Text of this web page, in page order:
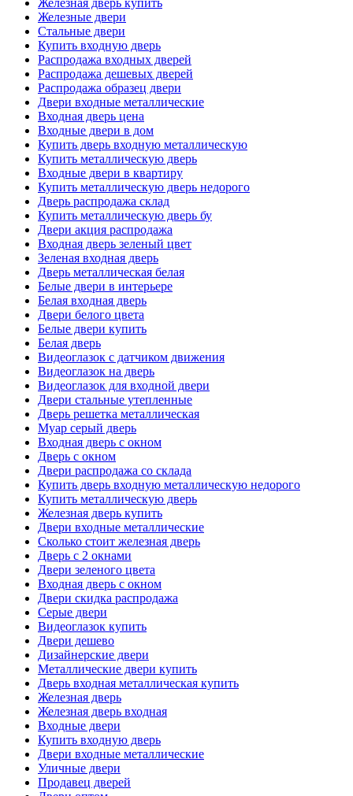
Железная дверь купить
Железные двери
Стальные двери
Купить входную дверь
Распродажа входных дверей
Распродажа дешевых дверей
Распродажа образец двери
Двери входные металлические
Входная дверь цена
Входные двери в дом
Купить дверь входную металлическую
Купить металлическую дверь
Входные двери в квартиру
Купить металлическую дверь недорого
Дверь распродажа склад
Купить металлическую дверь бу
Двери акция распродажа
Входная дверь зеленый цвет
Зеленая входная дверь
Дверь металлическая белая
Белые двери в интерьере
Белая входная дверь
Двери белого цвета
Белые двери купить
Белая дверь
Видеоглазок с датчиком движения
Видеоглазок на дверь
Видеоглазок для входной двери
Двери стальные утепленные
Дверь решетка металлическая
Муар серый дверь
Входная дверь с окном
Дверь с окном
Двери распродажа со склада
Купить дверь входную металлическую недорого
Купить металлическую дверь
Железная дверь купить
Двери входные металлические
Сколько стоит железная дверь
Дверь с 2 окнами
Двери зеленого цвета
Входная дверь с окном
Двери скидка распродажа
Серые двери
Видеоглазок купить
Двери дешево
Дизайнерские двери
Металлические двери купить
Дверь входная металлическая купить
Железная дверь
Железная дверь входная
Входные двери
Купить входную дверь
Двери входные металлические
Уличные двери
Продавец дверей